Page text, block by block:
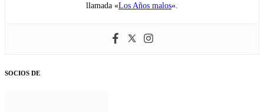
llamada «Los Años malos«.
SOCIOS DE